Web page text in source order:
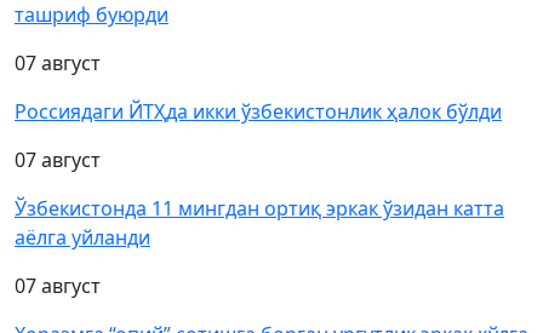
ташриф буюрди
07 август
Россиядаги ЙТҲда икки ўзбекистонлик ҳалок бўлди
07 август
Ўзбекистонда 11 мингдан ортиқ эркак ўзидан катта
аёлга уйланди
07 август